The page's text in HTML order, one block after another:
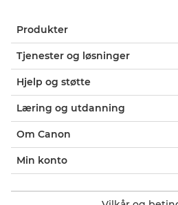
Produkter
Tjenester og løsninger
Hjelp og støtte
Læring og utdanning
Om Canon
Min konto